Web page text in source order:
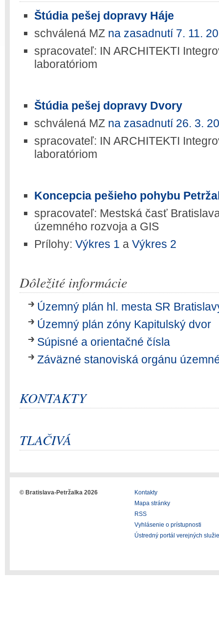
Štúdia pešej dopravy Háje
schválená MZ na zasadnutí 7. 11.
spracovateľ: IN ARCHITEKTI
laboratóriom
Štúdia pešej dopravy Dvory
schválená MZ na zasadnutí 26. 3.
spracovateľ: IN ARCHITEKTI
laboratóriom
Koncepcia pešieho pohybu
spracovateľ: Mestská časť
územného rozvoja a GIS
Prílohy: Výkres 1 a Výkres 2
Dôležité informácie
Územný plán hl. mesta SR
Územný plán zóny Kapitulský dvor
Súpisné a orientačné čísla
Záväzné stanoviská orgánu
KONTAKTY
TLAČIVÁ
© Bratislava-Petržalka 2026
Kontakty
Mapa stránky
RSS
Vyhlásenie o prístupnosti
Ústredný portál verejných